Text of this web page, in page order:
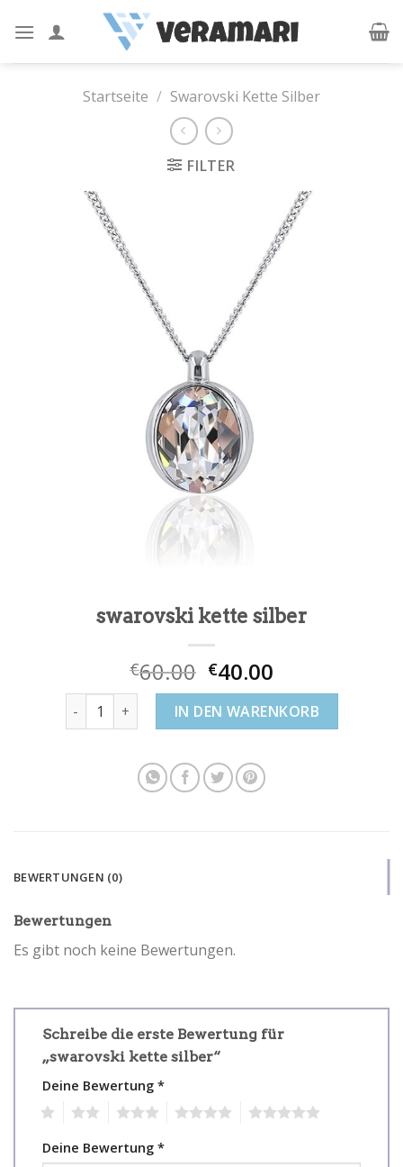
Startseite / Swarovski Kette Silber
FILTER
swarovski kette silber
€60.00 €40.00
swarovski kette silber Menge
IN DEN WARENKORB
BEWERTUNGEN (0)
Bewertungen
Es gibt noch keine Bewertungen.
Schreibe die erste Bewertung für
„swarovski kette silber“
Deine Bewertung *
Deine Bewertung *